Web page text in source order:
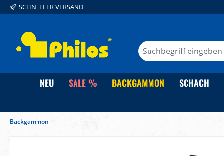
Zur Hauptnavigation springen
SCHNELLER VERSAND
NEU SALE % BACKGAMMON SCHACH
Backgammon